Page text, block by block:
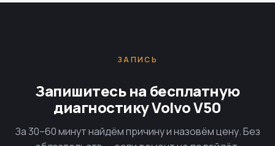
ЗАПИСЬ
Запишитесь на бесплатную
диагностику Volvo V50
За 30–60 минут найдём причину и назовём цену. Без